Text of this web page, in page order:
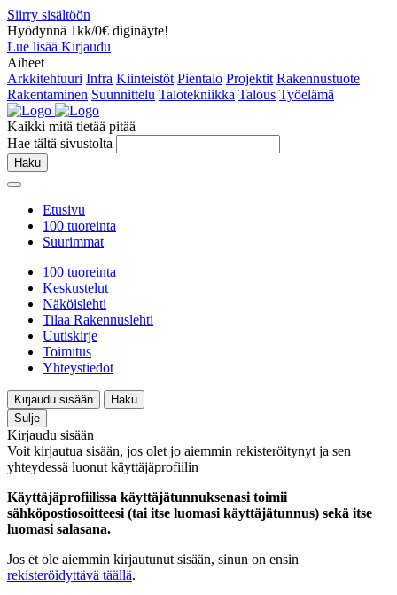
Siirry sisältöön
Hyödynnä 1kk/0€ diginäyte!
Lue lisää Kirjaudu
Aiheet
Arkkitehtuuri Infra Kiinteistöt Pientalo Projektit Rakennustuote
Rakentaminen Suunnittelu Talotekniikka Talous Työelämä
Kaikki mitä tietää pitää
Hae tältä sivustolta
Haku
Etusivu
100 tuoreinta
Suurimmat
100 tuoreinta
Keskustelut
Näköislehti
Tilaa Rakennuslehti
Uutiskirje
Toimitus
Yhteystiedot
Kirjaudu sisään
Haku
Sulje
Kirjaudu sisään
Voit kirjautua sisään, jos olet jo aiemmin rekisteröitynyt ja sen
yhteydessä luonut käyttäjäprofiilin
Käyttäjäprofiilissa käyttäjätunnuksenasi toimii
sähköpostiosoitteesi (tai itse luomasi käyttäjätunnus) sekä itse
luomasi salasana.
Jos et ole aiemmin kirjautunut sisään, sinun on ensin
rekisteröidyttävä täällä.